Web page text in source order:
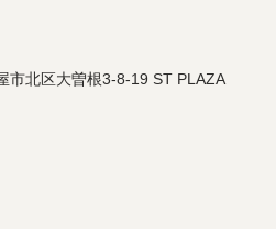
市北区大曽根3-8-19 ST PLAZA